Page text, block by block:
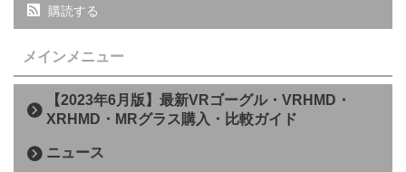
購読する
メインメニュー
【2023年6月版】最新VRゴーグル・VRHMD・
XRHMD・MRグラス購入・比較ガイド
ニュース